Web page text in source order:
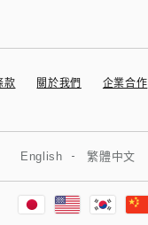
款 關於我們 企業合作
English 繁體中文